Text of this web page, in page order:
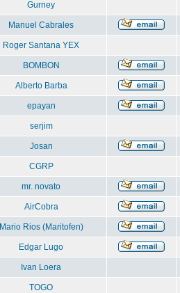
Gurney
Manuel Cabrales
Roger Santana YEX
BOMBON
Alberto Barba
epayan
serjim
Josan
CGRP
mr. novato
AirCobra
Mario Rios (Maritofen)
Edgar Lugo
Ivan Loera
TOGO